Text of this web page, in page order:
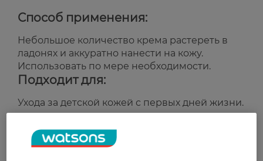
Способ применения:
Небольшое количество крема растереть в
ладонях и аккуратно нанести на кожу.
Использовать по мере необходимости.
Подходит для:
Ухода за детской кожей с первых дней жизни.